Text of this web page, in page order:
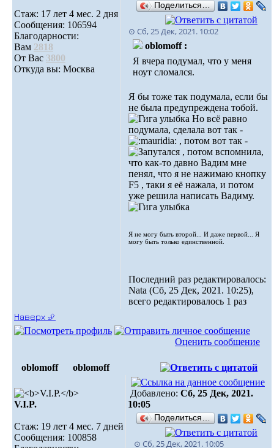
Стаж: 17 лет 4 мес. 2 дня
Сообщения: 106594
Благодарности:
Вам 2818
От Вас 3800
Откуда вы: Москва
Поделиться…
⊙ Сб, 25 Дек, 2021. 10:02
oblomoff :
Я вчера подумал, что у меня
ноут сломался.
Я бы тоже так подумала, если бы
не была предупреждена тобой.
Но всё равно
подумала, сделала вот так -
, потом вот так -
, потом вспомнила,
что как-то давно Вадим мне
пенял, что я не нажимаю кнопку
F5 , таки я её нажала, и потом
уже решила написать Вадиму.
Я не могу быть второй... И даже первой... Я
могу быть только единственной.
Последний раз редактировалось:
Nata (Сб, 25 Дек, 2021. 10:25),
всего редактировалось 1 раз
Наверх ⮵
Оценить сообщение
oblomoff oblomoff
V.I.P.
Стаж: 19 лет 4 мес. 7 дней
Сообщения: 100858
Добавлено: Сб, 25 Дек, 2021.
10:05
Поделиться…
⊙ Сб, 25 Дек, 2021. 10:05